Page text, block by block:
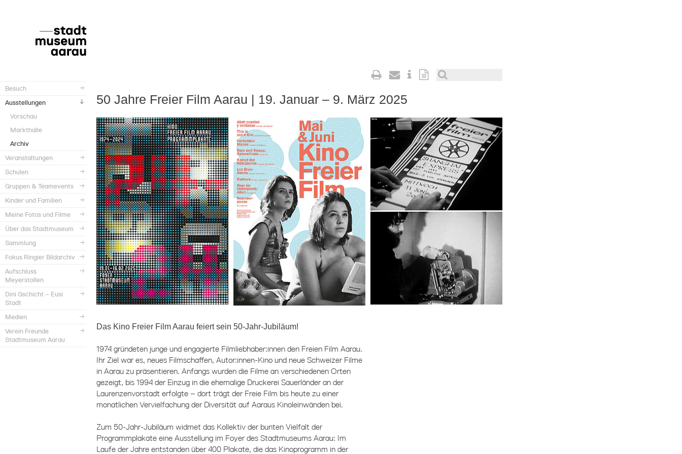
Besuch
Ausstellungen
Vorschau
Markthalle
Archiv
Veranstaltungen
Schulen
Gruppen & Teamevents
Kinder und Familien
Meine Fotos und Filme
Über das Stadtmuseum
Sammlung
Fokus Ringier Bildarchiv
Aufschluss
Meyerstollen
Dini Gschicht – Eusi
Stadt
Medien
Verein Freunde
Stadtmuseum Aarau
50 Jahre Freier Film Aarau | 19. Januar – 9. März 2025
Das Kino Freier Film Aarau feiert sein 50-Jahr-Jubiläum!
1974 gründeten junge und engagierte Filmliebhaber:innen den Freien Film Aarau.
Ihr Ziel war es, neues Filmschaffen, Autor:innen-Kino und neue Schweizer Filme
in Aarau zu präsentieren. Anfangs wurden die Filme an verschiedenen Orten
gezeigt, bis 1994 der Einzug in die ehemalige Druckerei Sauerländer an der
Laurenzenvorstadt erfolgte – dort trägt der Freie Film bis heute zu einer
monatlichen Vervielfachung der Diversität auf Aaraus Kinoleinwänden bei.
Zum 50-Jahr-Jubiläum widmet das Kollektiv der bunten Vielfalt der
Programmplakate eine Ausstellung im Foyer des Stadtmuseums Aarau: Im
Laufe der Jahre entstanden über 400 Plakate, die das Kinoprogramm in der